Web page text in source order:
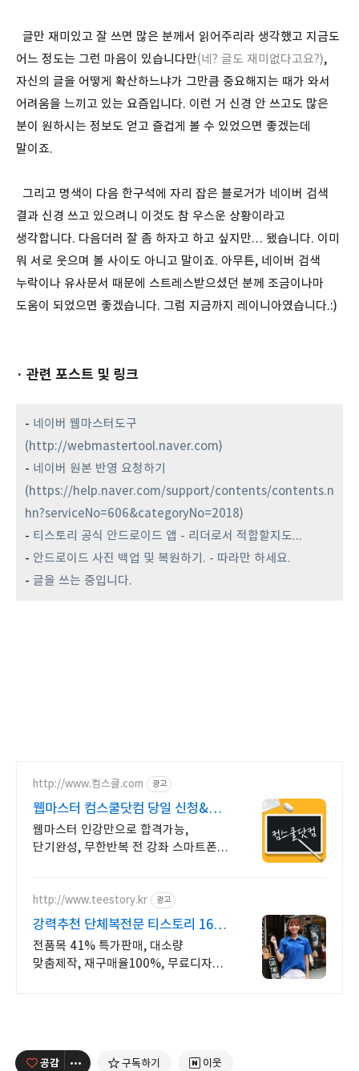
글만 재미있고 잘 쓰면 많은 분께서 읽어주리라 생각했고 지금도
어느 정도는 그런 마음이 있습니다만(네? 글도 재미없다고요?),
자신의 글을 어떻게 확산하느냐가 그만큼 중요해지는 때가 와서
어려움을 느끼고 있는 요즘입니다. 이런 거 신경 안 쓰고도 많은
분이 원하시는 정보도 얻고 즐겁게 볼 수 있었으면 좋겠는데
말이죠.
그리고 명색이 다음 한구석에 자리 잡은 블로거가 네이버 검색
결과 신경 쓰고 있으려니 이것도 참 우스운 상황이라고
생각합니다. 다음더러 잘 좀 하자고 하고 싶지만… 됐습니다. 이미
뭐 서로 웃으며 볼 사이도 아니고 말이죠. 아무튼, 네이버 검색
누락이나 유사문서 때문에 스트레스받으셨던 분께 조금이나마
도움이 되었으면 좋겠습니다. 그럼 지금까지 레이니아였습니다.:)
· 관련 포스트 및 링크
- 네이버 웹마스터도구
(http://webmastertool.naver.com)
- 네이버 원본 반영 요청하기
(https://help.naver.com/support/contents/contents.n
hn?serviceNo=606&categoryNo=2018)
- 티스토리 공식 안드로이드 앱 - 리더로서 적합할지도...
- 안드로이드 사진 백업 및 복원하기. - 따라만 하세요.
- 글을 쓰는 중입니다.
http://www.컴스쿨.com 광고
웹마스터 컴스쿨닷컴 당일 신청&
결제시 기프티콘!
웹마스터 인강만으로 합격가능,
단기완성, 무한반복 전 강좌 스마트폰
http://www.teestory.kr 광고
강력추천 단체복전문 티스토리 16년
전통의 전문업체
전품목 41% 특가판매, 대소량
맞춤제작, 재구매율100%, 무료디자인,
공감 구독하기 이웃